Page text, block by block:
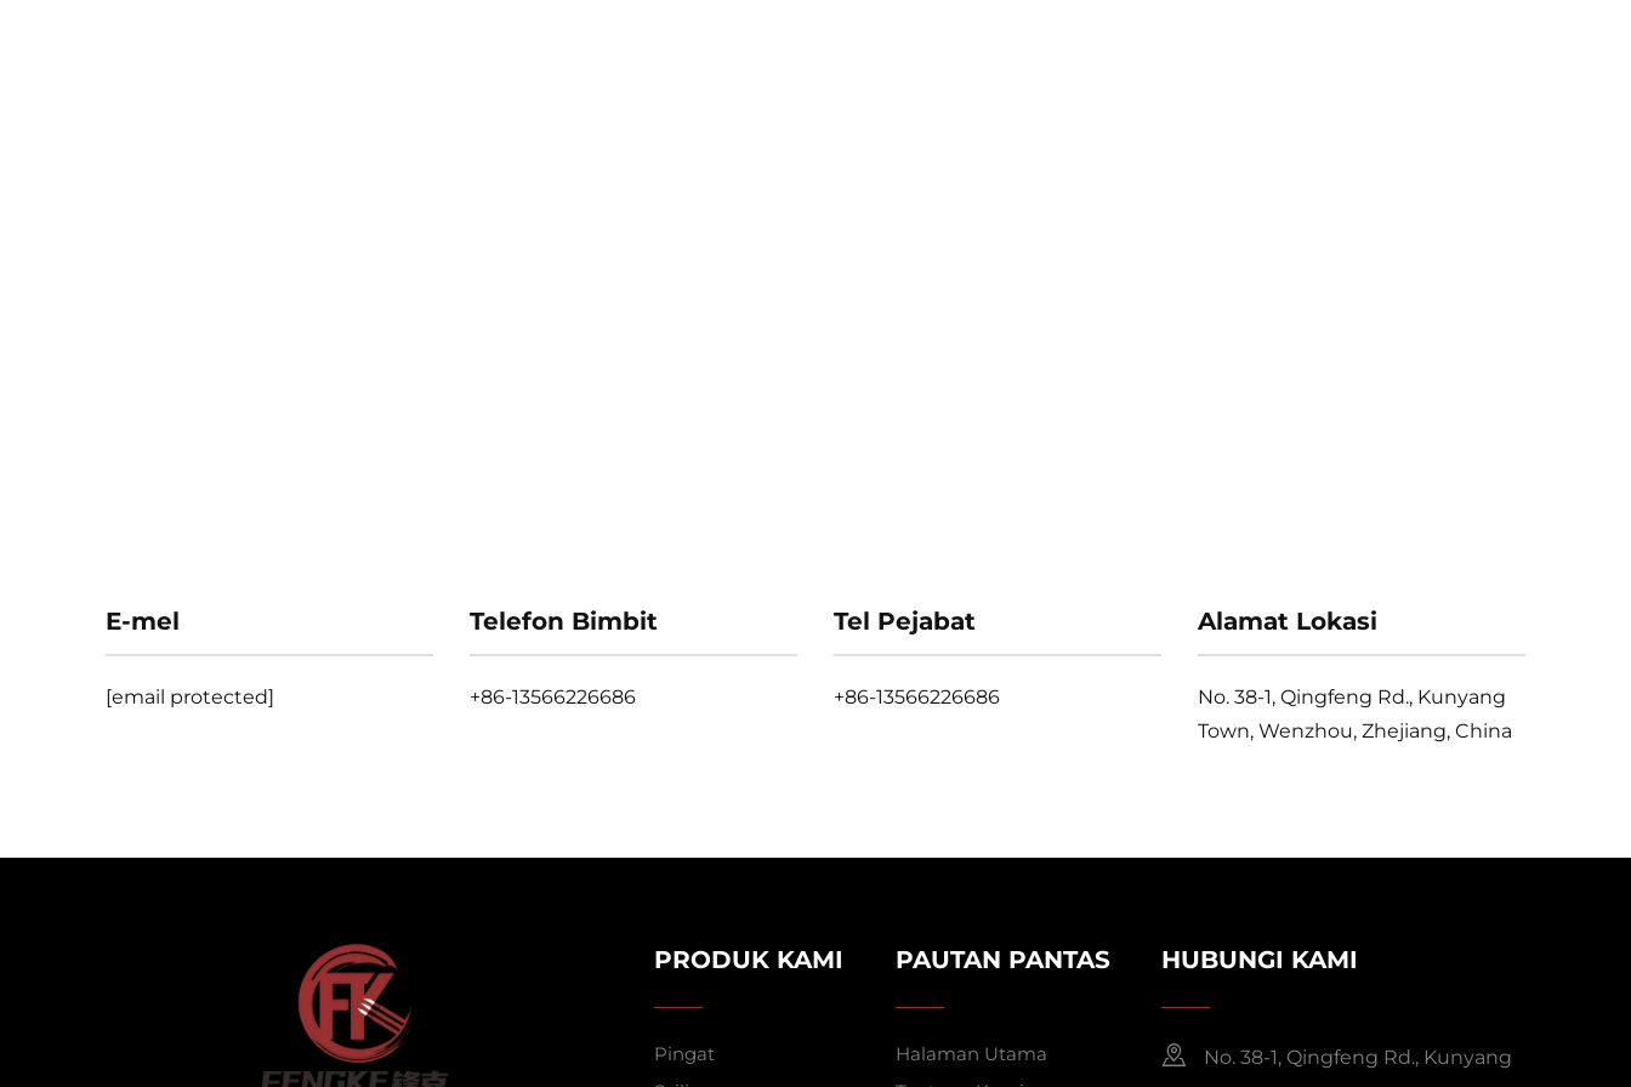
E-mel
[email protected]
Telefon Bimbit
+86-13566226686
Tel Pejabat
+86-13566226686
Alamat Lokasi
No. 38-1, Qingfeng Rd., Kunyang
Town, Wenzhou, Zhejiang, China
PRODUK KAMI
Pingat
PAUTAN PANTAS
Halaman Utama
HUBUNGI KAMI
No. 38-1, Qingfeng Rd., Kunyang